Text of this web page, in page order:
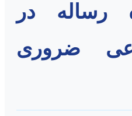
رساله در
ضروری